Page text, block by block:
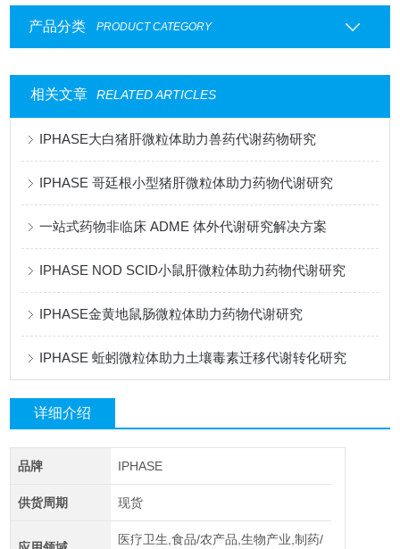
产品分类 PRODUCT CATEGORY
相关文章 RELATED ARTICLES
IPHASE大白猪肝微粒体助力兽药代谢药物研究
IPHASE 哥廷根小型猪肝微粒体助力药物代谢研究
一站式药物非临床 ADME 体外代谢研究解决方案
IPHASE NOD SCID小鼠肝微粒体助力药物代谢研究
IPHASE金黄地鼠肠微粒体助力药物代谢研究
IPHASE 蚯蚓微粒体助力土壤毒素迁移代谢转化研究
详细介绍
品牌 IPHASE
供货周期 现货
医疗卫生,食品/农产品,生物产业,制药/